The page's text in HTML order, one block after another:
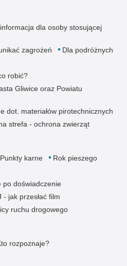
dla osoby stosującej
zagrożeń
Dla podróżnych
robić?
Gliwice oraz Powiatu
dot. materiałów pirotechnicznych
strefa - ochrona zwierząt
Punkty karne
Rok pieszego
po doświadczenie
- jak przesłać film
ruchu drogowego
rozpoznaje?